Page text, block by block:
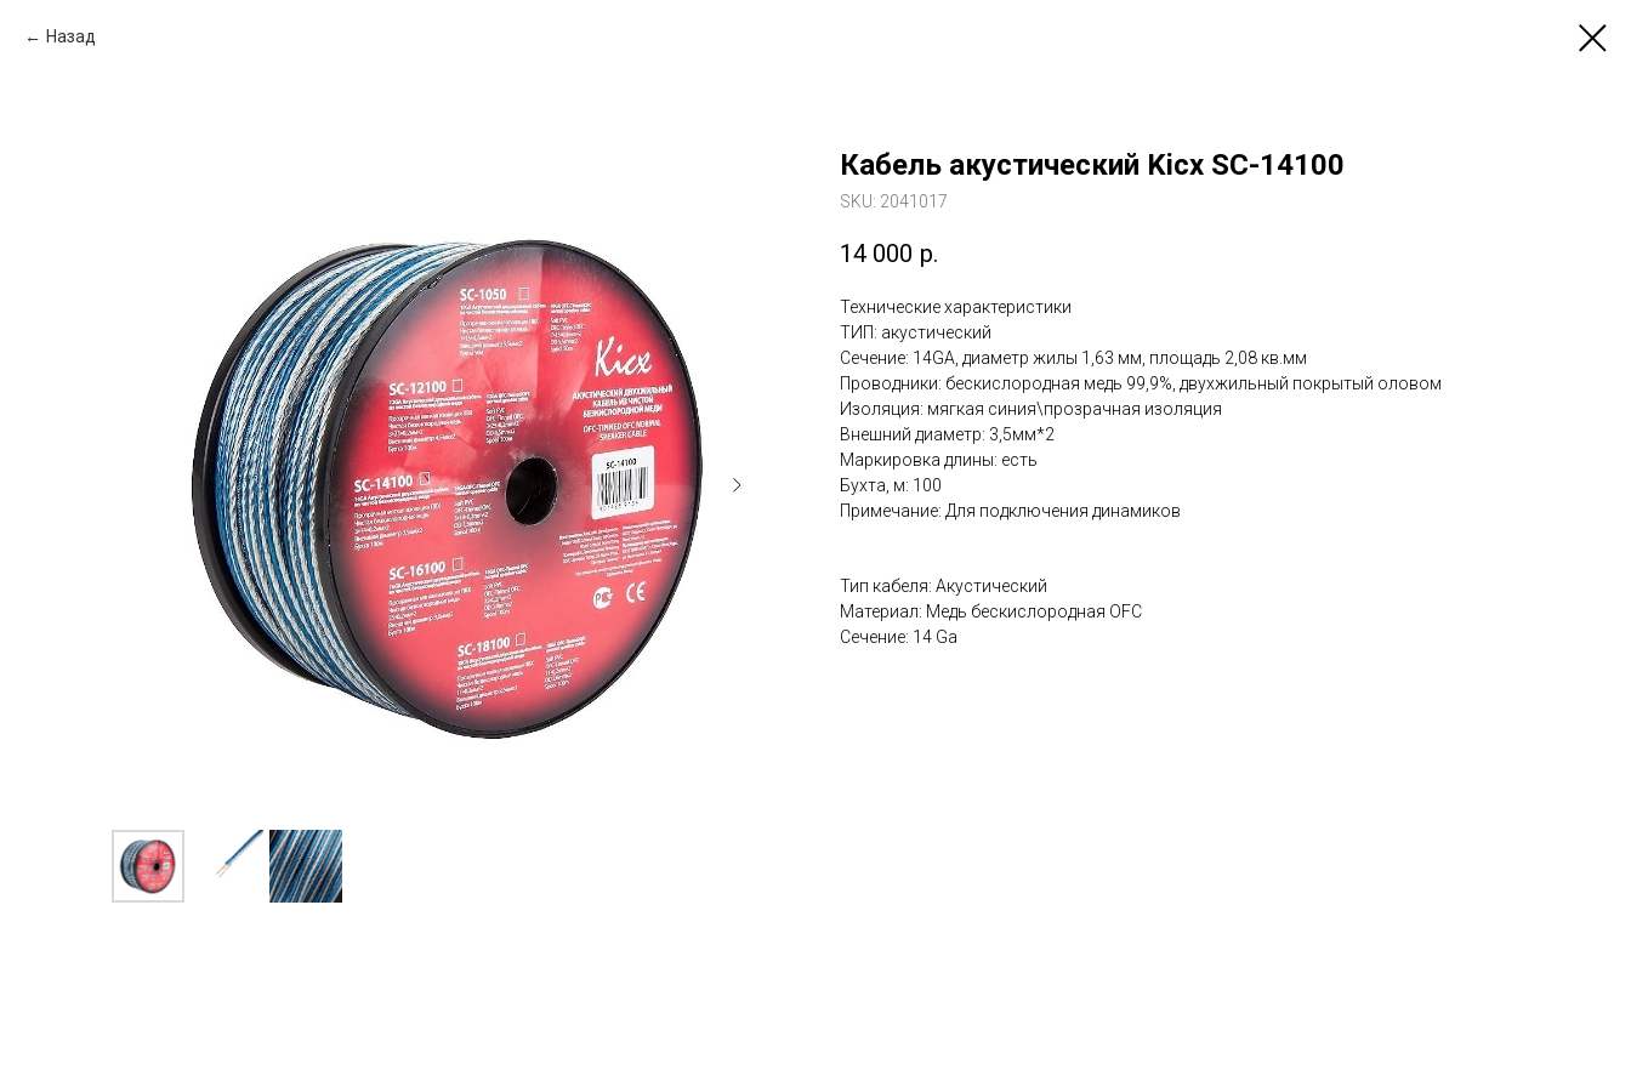
Назад
Кабель акустический Kicx SC-14100
SKU: 2041017
14 000 р.
Технические характеристики
ТИП: акустический
Сечение: 14GA, диаметр жилы 1,63 мм, площадь 2,08 кв.мм
Проводники: бескислородная медь 99,9%, двухжильный покрытый оловом
Изоляция: мягкая синия\прозрачная изоляция
Внешний диаметр: 3,5мм*2
Маркировка длины: есть
Бухта, м: 100
Примечание: Для подключения динамиков
Тип кабеля: Акустический
Материал: Медь бескислородная OFC
Сечение: 14 Ga